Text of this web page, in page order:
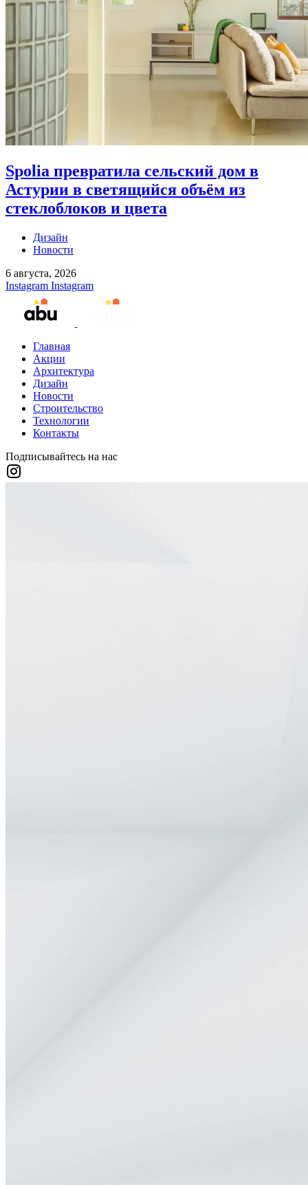
Spolia превратила сельский дом в
Астурии в светящийся объём из
стеклоблоков и цвета
Дизайн
Новости
6 августа, 2026
Instagram Instagram
Главная
Акции
Архитектура
Дизайн
Новости
Строительство
Технологии
Контакты
Подписывайтесь на нас